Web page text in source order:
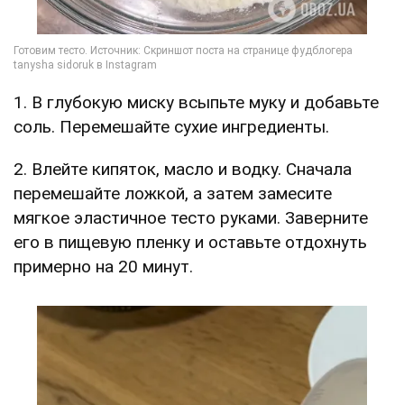
1. В глубокую миску всыпьте муку и добавьте
соль. Перемешайте сухие ингредиенты.
2. Влейте кипяток, масло и водку. Сначала
перемешайте ложкой, а затем замесите
мягкое эластичное тесто руками. Заверните
его в пищевую пленку и оставьте отдохнуть
примерно на 20 минут.